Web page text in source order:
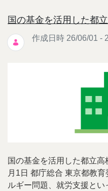
国の基金を活用した都
作成日時 26/06/01 -
国の基金を活用した都立
月1日 都庁総合 東京都教
ルギー問題、就労支援と